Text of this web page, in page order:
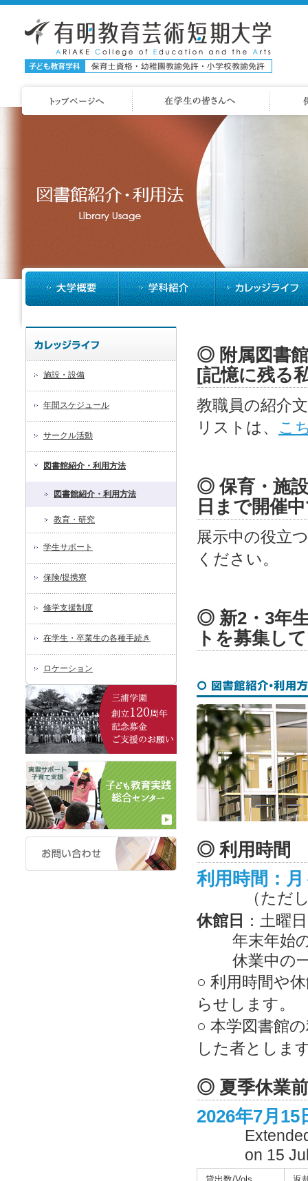
施設・設備
年間スケジュール
サークル活動
図書館紹介・利用方法
図書館紹介・利用方法
教育・研究
学生サポート
保険/提携寮
修学支援制度
在学生・卒業生の各種手続き
ロケーション
◎ 附属図書
[記憶に残る
教職員の紹介
リストは、 こ
◎ 保育・施
日まで開催
展示中の役立つ
ください。
◎ 新2・3年
トを募集し
◎ 利用時間
利用時間：
（ただ
休館日 ：土曜
年末年始
休業中の
○ 利用時間や
らせします。
○ 本学図書館
した者としま
◎ 夏季休業
2026年7月15
on 15